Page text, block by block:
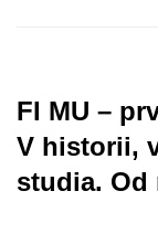
FI MU –
V historii,
studia. Od